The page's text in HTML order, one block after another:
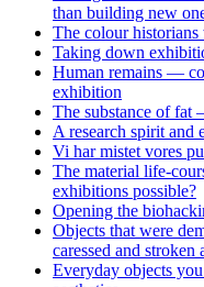
than building new
The colour historians
Taking down
Human remains —
exhibition
The substance of fat
A research spirit and
Vi har mistet vores
The material life-
exhibitions possible?
Opening the
Objects that were
caressed and stroken
Everyday objects